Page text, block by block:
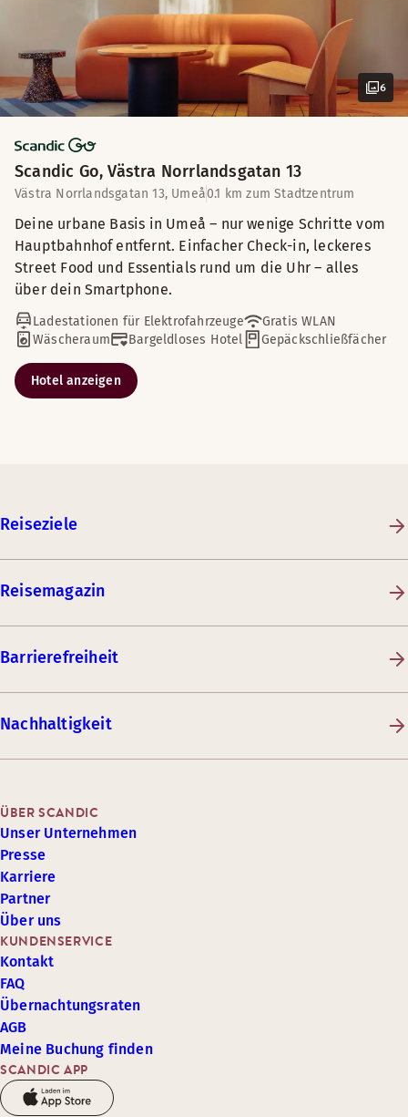
6
Scandic Go, Västra Norrlandsgatan 13
Västra Norrlandsgatan 13, Umeå0.1 km zum Stadtzentrum
Deine urbane Basis in Umeå – nur wenige Schritte vom
Hauptbahnhof entfernt. Einfacher Check-in, leckeres
Street Food und Essentials rund um die Uhr – alles
über dein Smartphone.
Ladestationen für Elektrofahrzeuge
Gratis WLAN
Wäscheraum
Bargeldloses Hotel Gepäckschließfächer
Hotel anzeigen
Reiseziele
Reisemagazin
Barrierefreiheit
Nachhaltigkeit
SCANDIC APP
KUNDENSERVICE
Kontakt
FAQ
Übernachtungsraten
AGB
Meine Buchung finden
ÜBER SCANDIC
Unser Unternehmen
Presse
Karriere
Partner
Über uns